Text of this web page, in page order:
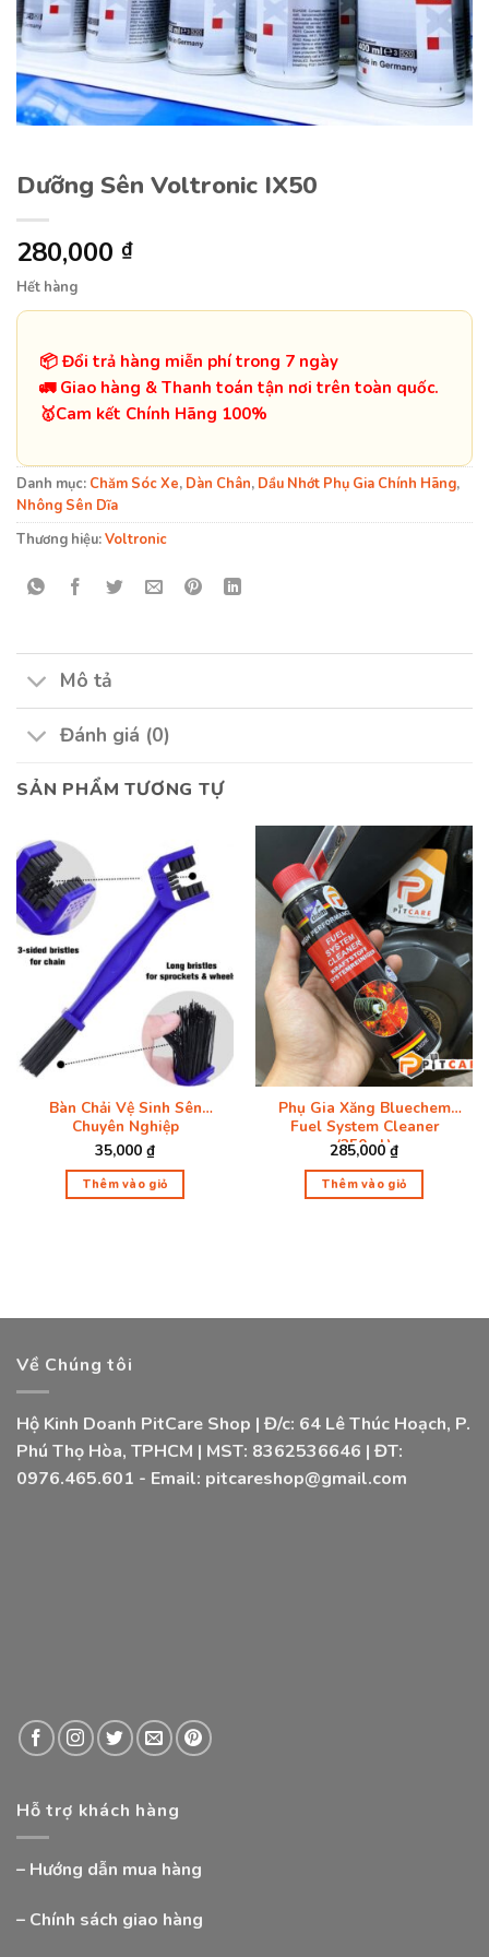
Dưỡng Sên Voltronic IX50
280,000 ₫
Hết hàng
📦 Đổi trả hàng miễn phí trong 7 ngày
🚛 Giao hàng & Thanh toán tận nơi trên toàn quốc.
️🥇Cam kết Chính Hãng 100%
Danh mục: Chăm Sóc Xe, Dàn Chân, Dầu Nhớt Phụ Gia Chính Hãng,
Nhông Sên Dĩa
Thương hiệu:Voltronic
Mô tả
Đánh giá (0)
SẢN PHẨM TƯƠNG TỰ
Bàn Chải Vệ Sinh Sên
Chuyên Nghiệp
35,000 ₫
Thêm vào giỏ
Phụ Gia Xăng Bluechem
Fuel System Cleaner
(250ml)
285,000 ₫
Thêm vào giỏ
Về Chúng tôi
Hộ Kinh Doanh PitCare Shop | Đ/c: 64 Lê Thúc Hoạch, P.
Phú Thọ Hòa, TPHCM | MST: 8362536646 | ĐT:
0976.465.601 - Email: pitcareshop@gmail.com
Hỗ trợ khách hàng
– Hướng dẫn mua hàng
– Chính sách giao hàng